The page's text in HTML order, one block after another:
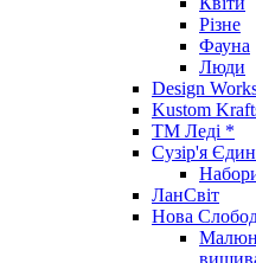
Різне
Фауна
Люди
Design
Kustom
ТМ Леді *
Сузір'я
ЛанСвіт
Нова